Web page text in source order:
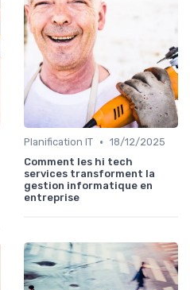
Planification IT • 18/12/2025
Comment les hi tech
services transforment la
gestion informatique en
entreprise